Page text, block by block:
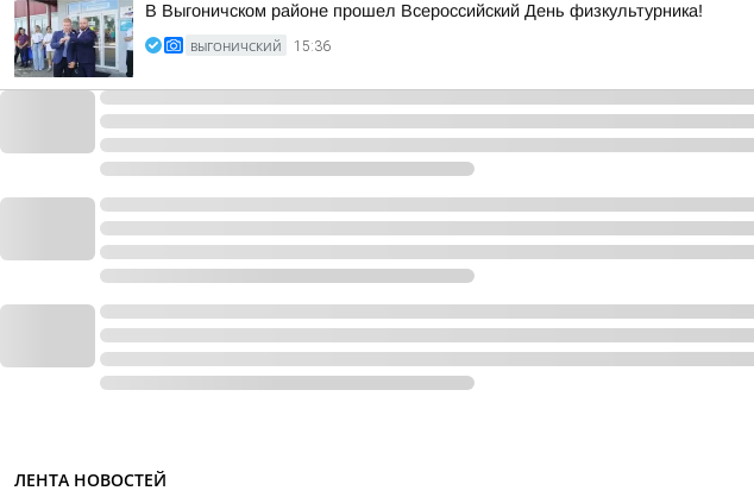
В Выгоничском районе прошел Всероссийский День физкультурника!
ВЫГОНИЧСКИЙ 15:36
ЛЕНТА НОВОСТЕЙ